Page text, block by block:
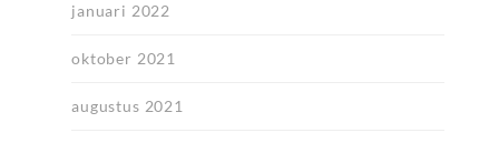
januari 2022
oktober 2021
augustus 2021